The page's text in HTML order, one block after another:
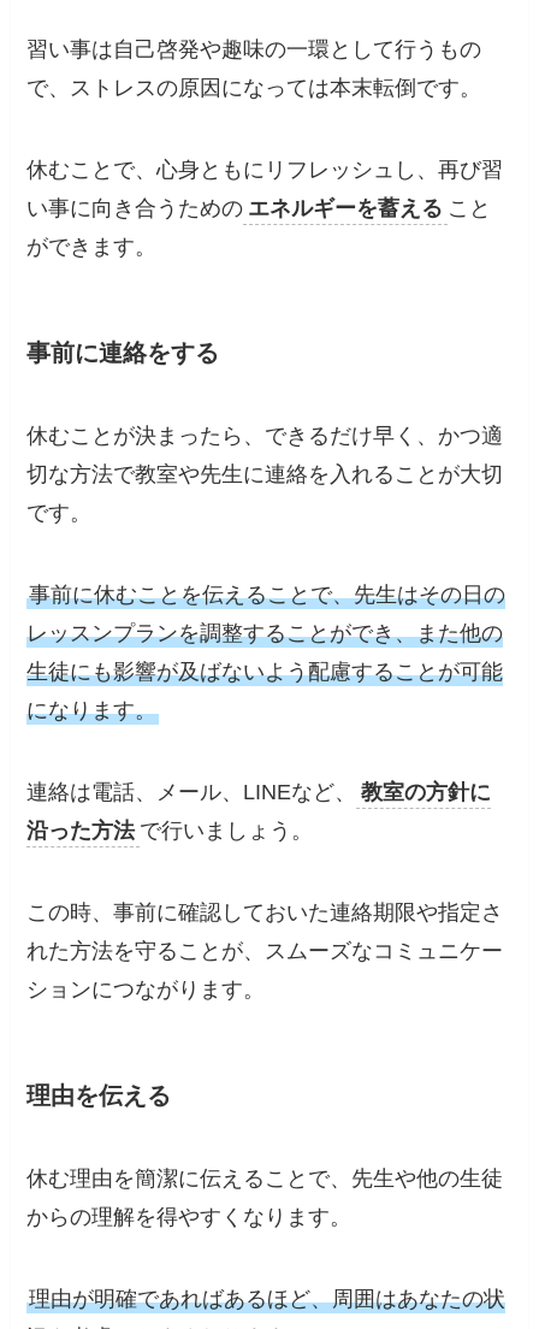
習い事は自己啓発や趣味の一環として行うもの
で、ストレスの原因になっては本末転倒です。
休むことで、心身ともにリフレッシュし、再び習
い事に向き合うための エネルギーを蓄える こと
ができます。
事前に連絡をする
休むことが決まったら、できるだけ早く、かつ適
切な方法で教室や先生に連絡を入れることが大切
です。
事前に休むことを伝えることで、先生はその日の
レッスンプランを調整することができ、また他の
生徒にも影響が及ばないよう配慮することが可能
になります。
連絡は電話、メール、LINEなど、
教室の方針に
沿った方法 で行いましょう。
この時、事前に確認しておいた連絡期限や指定さ
れた方法を守ることが、スムーズなコミュニケー
ションにつながります。
理由を伝える
休む理由を簡潔に伝えることで、先生や他の生徒
からの理解を得やすくなります。
理由が明確であればあるほど、周囲はあなたの状